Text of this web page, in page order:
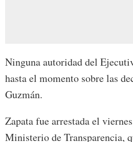
Ninguna autoridad del
hasta el momento sobre las
Guzmán.
Zapata fue arrestada el
Ministerio de Transparencia,